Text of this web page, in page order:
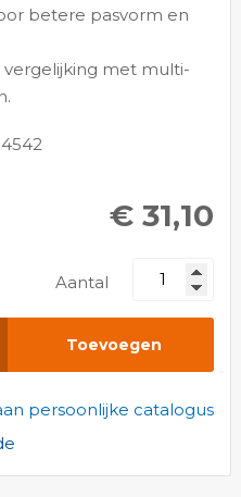
betere pasvorm en
vergelijking met multi-
€ 31,10
Aantal
Toevoegen
persoonlijke catalogus